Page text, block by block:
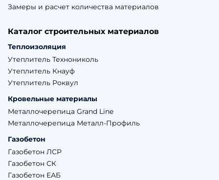
Замеры и расчет количества материалов
Каталог строительных материалов
Теплоизоляция
Утеплитель Технониколь
Утеплитель Кнауф
Утеплитель Роквул
Кровельные материалы
Металлочерепица Grand Line
Металлочерепица Металл-Профиль
Газобетон
Газобетон ЛСР
Газобетон СК
Газобетон ЕАБ